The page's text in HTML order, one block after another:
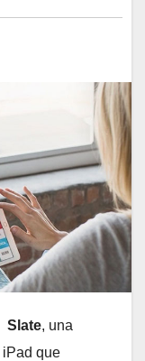
Slate, una
que